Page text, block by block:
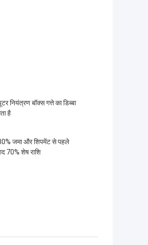
नियंत्रण बॉक्स गत्ते का डिब्बा
है
30% जमा और शिपमेंट से पहले
70% शेष राशि